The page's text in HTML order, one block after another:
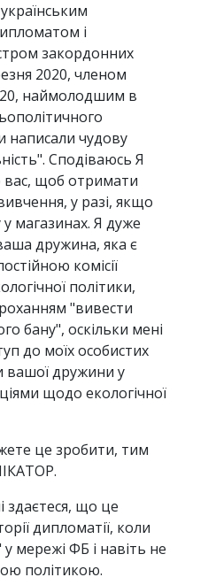
і
закордонних
2020, членом
наймолодшим в
написали чудову
Сподіваюсь Я
вас, щоб отримати
у разі, якщо
магазинах. Я дуже
дружина, яка є
комісії
політики,
"вивести
бану", оскільки мені
до моїх особистих
вашої дружини у
щодо екологічної
це зробити, тим
здаєтеся, що це
дипломатії, коли
мережі ФБ і навіть не
політикою.